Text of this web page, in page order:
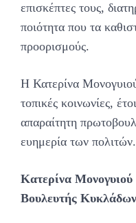
επισκέπτες τους,
ποιότητα που τα
προορισμούς.
Η Κατερίνα
τοπικές κοινωνίες,
απαραίτητη
ευημερία των πολιτών.
Κατερίνα Μονογυιού
Βουλευτής